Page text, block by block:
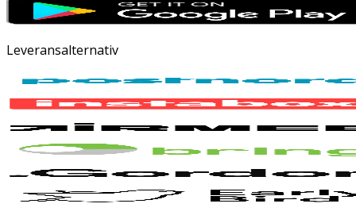
Leveransalternativ